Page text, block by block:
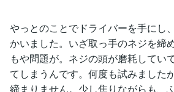
やっとのことでドライバーを手にし
かいました。いざ取っ手のネジを締
もや問題が。ネジの頭が磨耗してい
てしまうんです。何度も試みました
締まりません。少し焦りながらも、